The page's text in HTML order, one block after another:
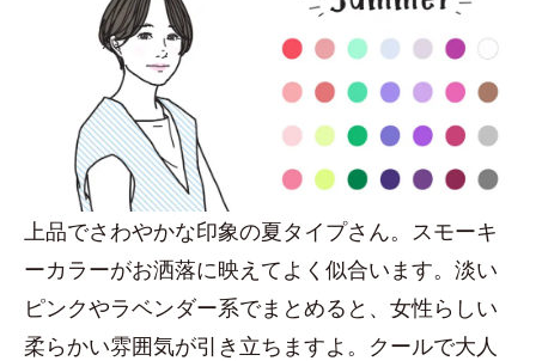
上品でさわやかな印象の夏タイプさん。スモーキ
ーカラーがお洒落に映えてよく似合います。淡い
ピンクやラベンダー系でまとめると、女性らしい
柔らかい雰囲気が引き立ちますよ。クールで大人